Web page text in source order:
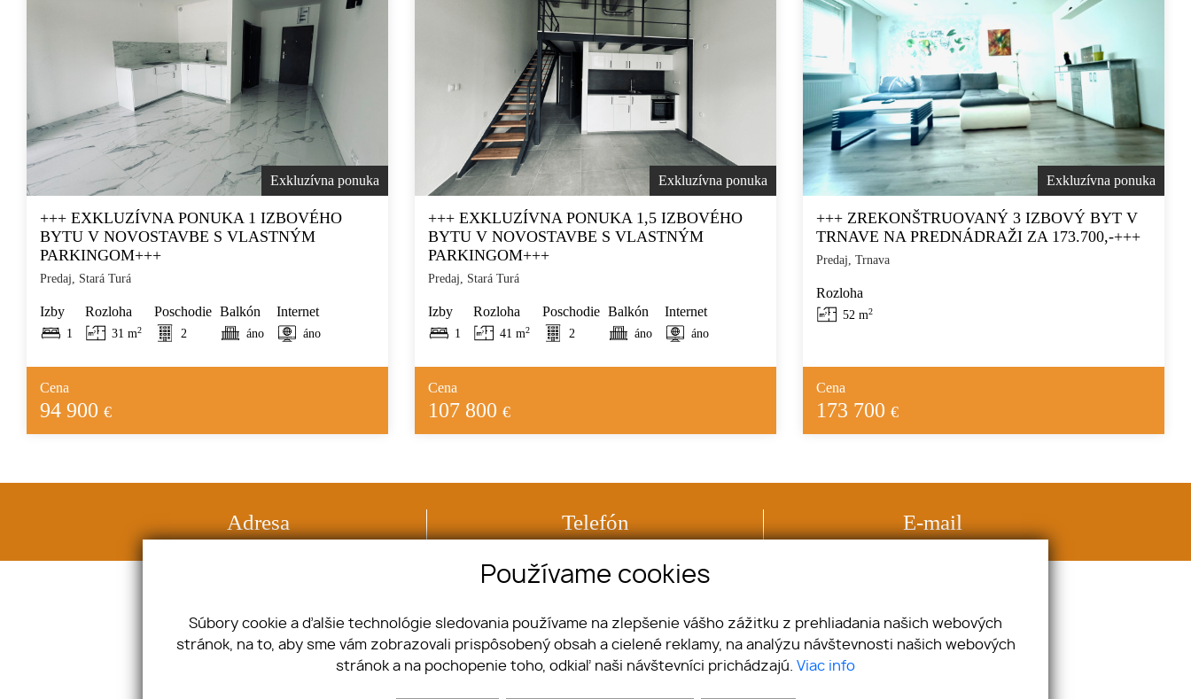
Exkluzívna ponuka
+++ EXKLUZÍVNA PONUKA 1 IZBOVÉHO
BYTU V NOVOSTAVBE S VLASTNÝM
PARKINGOM+++
Predaj, Stará Turá
Izby
1
Rozloha
31 m2
Poschodie
2
Balkón
áno
Internet
áno
Cena
94 900 €
Exkluzívna ponuka
+++ EXKLUZÍVNA PONUKA 1,5 IZBOVÉHO
BYTU V NOVOSTAVBE S VLASTNÝM
PARKINGOM+++
Predaj, Stará Turá
Izby
1
Rozloha
41 m2
Poschodie
2
Balkón
áno
Internet
áno
Cena
107 800 €
Exkluzívna ponuka
+++ ZREKONŠTRUOVANÝ 3 IZBOVÝ BYT V
TRNAVE NA PREDNÁDRAŽI ZA 173.700,-+++
Predaj, Trnava
Rozloha
52 m2
Cena
173 700 €
Adresa Telefón E-mail
Blog
Nehnuteľnosti
Komerčné objekty
Používame cookies
Súbory cookie a ďalšie technológie sledovania používame na zlepšenie vášho zážitku z prehliadania našich webových
stránok, na to, aby sme vám zobrazovali prispôsobený obsah a cielené reklamy, na analýzu návštevnosti našich webových
stránok a na pochopenie toho, odkiaľ naši návštevníci prichádzajú. Viac info